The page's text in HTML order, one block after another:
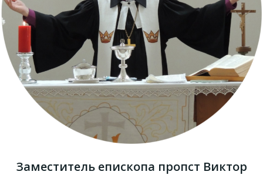
Заместитель епископа пропст Виктор